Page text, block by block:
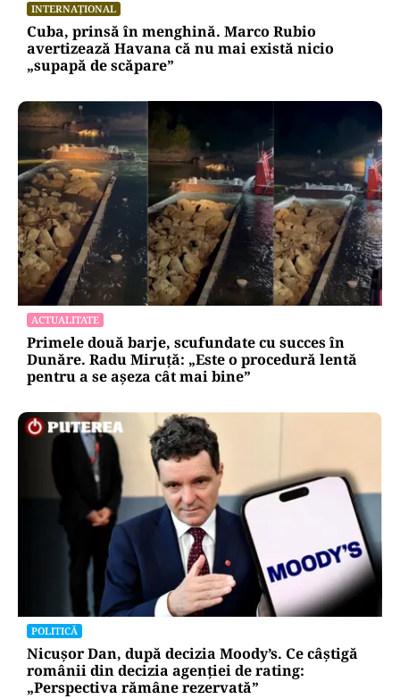
INTERNAȚIONAL
Cuba, prinsă în menghină. Marco Rubio
avertizează Havana că nu mai există nicio
„supapă de scăpare”
ACTUALITATE
Primele două barje, scufundate cu succes în
Dunăre. Radu Miruță: „Este o procedură lentă
pentru a se așeza cât mai bine”
POLITICĂ
Nicușor Dan, după decizia Moody’s. Ce câștigă
românii din decizia agenției de rating:
„Perspectiva rămâne rezervată”